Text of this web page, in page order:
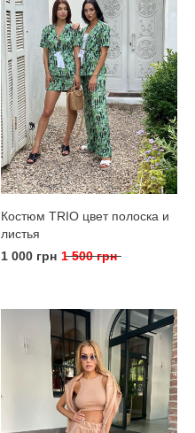
Костюм TRIO цвет полоска и
листья
1 000 грн 1 500 грн